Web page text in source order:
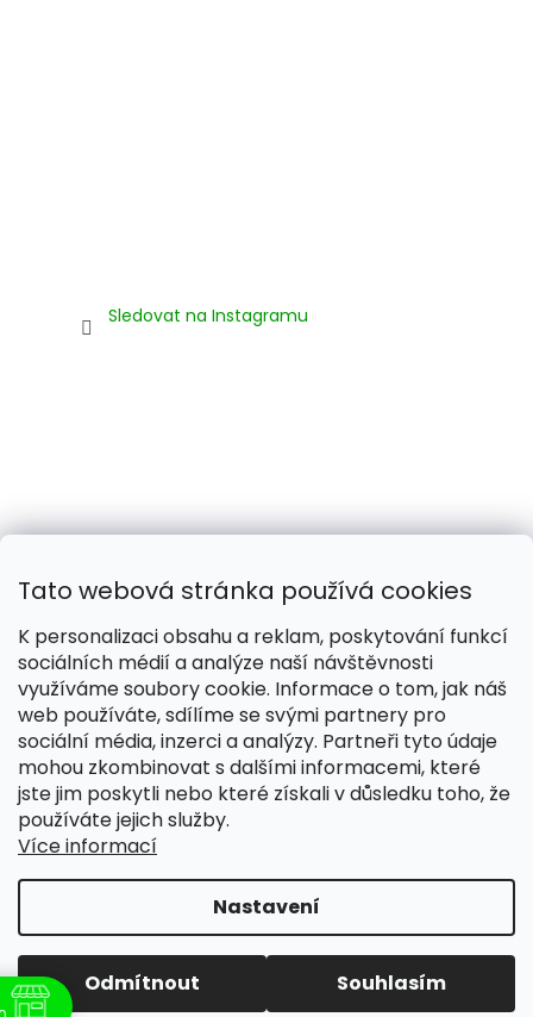
Tato webová stránka používá cookies
K personalizaci obsahu a reklam, poskytování funkcí
sociálních médií a analýze naší návštěvnosti
využíváme soubory cookie. Informace o tom, jak náš
web používáte, sdílíme se svými partnery pro
sociální média, inzerci a analýzy. Partneři tyto údaje
mohou zkombinovat s dalšími informacemi, které
jste jim poskytli nebo které získali v důsledku toho, že
používáte jejich služby.
Více informací
Nastavení
Odmítnout Souhlasím
Sledovat na Instagramu
Naše smečka: Silver Needles (Chovatelská stanice)
Copyright 2026Pomáháme žít lépe. Všechna práva
Upravit nastavení cookies